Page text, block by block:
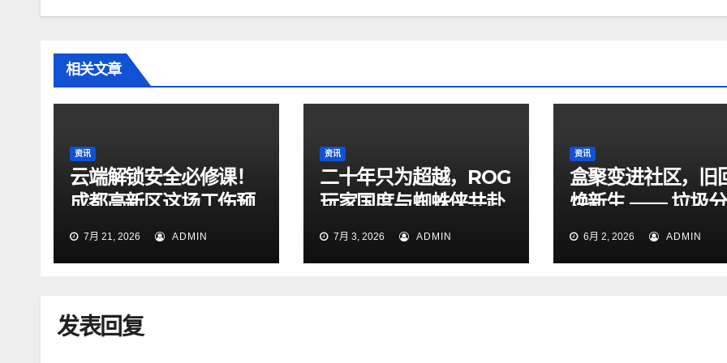
相关文章
资讯
云端解锁安全必修课！
成都高新区这场工伤预
防直播直击生命“黄金
7月 21, 2026 ADMIN
资讯
二十年只为超越，ROG
玩家国度与蜘蛛侠共赴
英雄新章
7月 3, 2026 ADMIN
资讯
盒聚变进社区，旧
焕新生 —— 垃圾
宣传周社区专场暖
6月 2, 2026 ADMIN
发表回复